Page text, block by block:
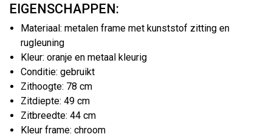
EIGENSCHAPPEN:
Materiaal: metalen frame met kunststof zitting en
rugleuning
Kleur: oranje en metaal kleurig
Conditie: gebruikt
Zithoogte: 78 cm
Zitdiepte: 49 cm
Zitbreedte: 44 cm
Kleur frame: chroom